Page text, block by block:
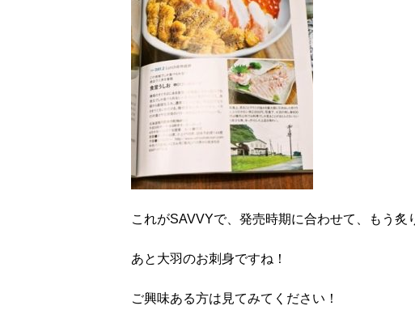
これがSAVVYで、発売時期に合わせて、もう炙
あと大羽のお刺身ですね！
ご興味ある方は見てみてください！